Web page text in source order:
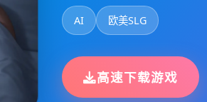
AI 欧美SLG
高速下载游戏